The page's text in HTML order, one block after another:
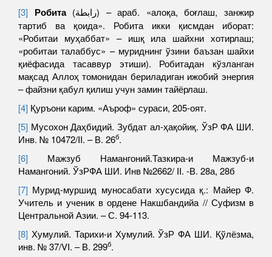
[3] Робита(رابطة) – араб. «алоқа, боғлаш, занжир
тартиб ва қоида». Робита икки қисмдан иборат:
«Робитаи муҳаббат» – ишқ ила шайхни хотирлаш;
«робитаи талаббус» – муриднинг ўзини баъзан шайхи
қиёфасида тасаввур этиши). Робитадан кўзланган
мақсад Аллоҳ томонидан бериладиган ижобий энергия
– файзни қабул қилиш учун замин тайёрлаш.
[4] Қуръони карим. «Аъроф» сураси, 205-оят.
[5] Мусохон Даҳбидий. Зубдат ал-ҳақойиқ. ЎзР ФА ШИ.
Инв. № 10472/II. – В. 26б.
[6] Мажзуб Намангоний.Тазкира-и Мажзуб-и
Намангоний. ЎзРФА ШИ. Инв №2662/ II. -В. 28а, 28б
[7] Мурид-муршид муносабати хусусида қ.: Майер Ф.
Учитель и ученик в ордене Накшбандийа // Суфизм в
Центральной Азии. – С. 94-113.
[8] Хумулий. Тарихи-и Хумулий. ЎзР ФА ШИ. Қўлёзма,
инв. № 37/VI. – В. 299б.